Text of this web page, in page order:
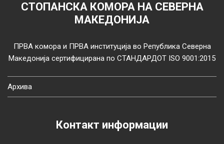
СТОПАНСКА КОМОРА НА СЕВЕРНА
МАКЕДОНИЈА
ПРВА комора и ПРВА институција во Република Северна
Македонија сертифицирана по СТАНДАРДОТ ISO 9001:2015
Архива
Контакт информации